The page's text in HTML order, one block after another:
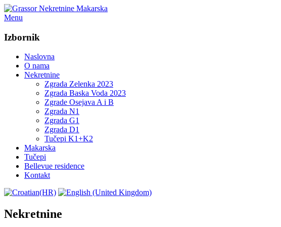
Menu
Izbornik
Naslovna
O nama
Nekretnine
Zgrada Zelenka 2023
Zgrada Baska Voda 2023
Zgrade Osejava A i B
Zgrada N1
Zgrada G1
Zgrada D1
Tučepi K1+K2
Makarska
Tučepi
Bellevue residence
Kontakt
Nekretnine